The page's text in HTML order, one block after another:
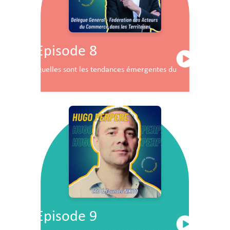
Episode 8
Quelles sont les tendances émergentes du commerce en
Episode 9